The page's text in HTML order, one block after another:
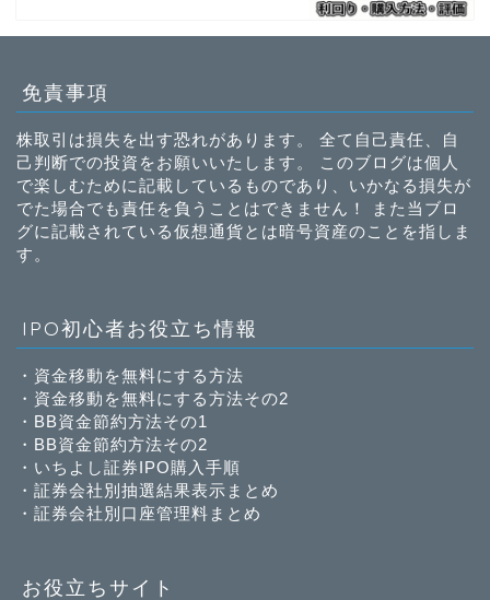
免責事項
株取引は損失を出す恐れがあります。 全て自己責任、自
己判断での投資をお願いいたします。 このブログは個人
で楽しむために記載しているものであり、いかなる損失が
でた場合でも責任を負うことはできません！ また当ブロ
グに記載されている仮想通貨とは暗号資産のことを指しま
す。
IPO初心者お役立ち情報
・ 資金移動を無料にする方法
・ 資金移動を無料にする方法その2
・ BB資金節約方法その1
・ BB資金節約方法その2
・ いちよし証券IPO購入手順
・ 証券会社別抽選結果表示まとめ
・ 証券会社別口座管理料まとめ
お役立ちサイト